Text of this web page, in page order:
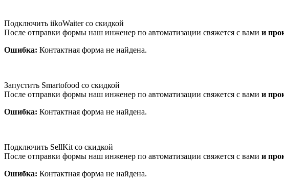
Подключить iikoWaiter со скидкой
После отправки формы наш инженер по автоматизации свяжется с вами и
Ошибка: Контактная форма не найдена.
Запустить Smartofood со скидкой
После отправки формы наш инженер по автоматизации свяжется с вами и
Ошибка: Контактная форма не найдена.
Подключить SellKit со скидкой
После отправки формы наш инженер по автоматизации свяжется с вами и
Ошибка: Контактная форма не найдена.